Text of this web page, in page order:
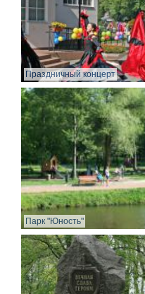
Праздничный концерт
Парк "Юность"